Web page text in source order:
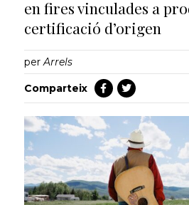
en fires vinculades a
certificació d’origen
perArrels
Comparteix